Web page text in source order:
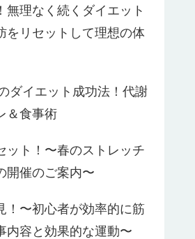
無理なく続くダイエット
をリセットして理想の体
ダイエット成功法！代謝
＆食事術
ット！〜春のストレッチ
開催のご案内〜
！〜初心者が効率的に筋
内容と効果的な運動〜